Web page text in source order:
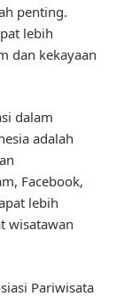
penting.
lebih
dan kekayaan
dalam
adalah
Facebook,
lebih
wisatawan
Pariwisata